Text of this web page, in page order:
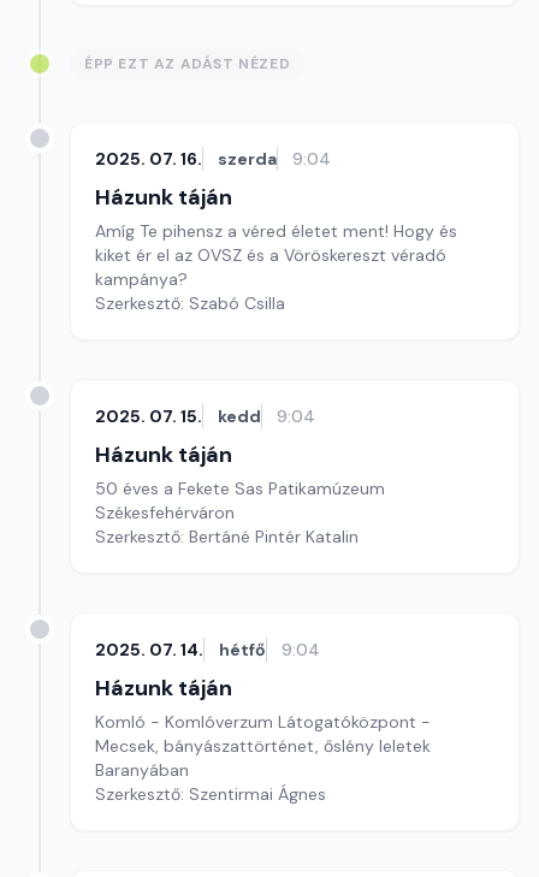
ÉPP EZT AZ ADÁST NÉZED
2025. 07. 16. szerda 9:04
Házunk táján
Amíg Te pihensz a véred életet ment! Hogy és
kiket ér el az OVSZ és a Vöröskereszt véradó
kampánya?
Szerkesztő: Szabó Csilla
2025. 07. 15. kedd 9:04
Házunk táján
50 éves a Fekete Sas Patikamúzeum
Székesfehérváron
Szerkesztő: Bertáné Pintér Katalin
2025. 07. 14. hétfő 9:04
Házunk táján
Komló - Komlóverzum Látogatóközpont -
Mecsek, bányászattörténet, őslény leletek
Baranyában
Szerkesztő: Szentirmai Ágnes